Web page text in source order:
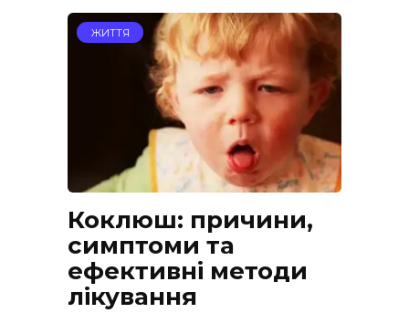
ЖИТТЯ
Коклюш: причини,
симптоми та
ефективні методи
лікування